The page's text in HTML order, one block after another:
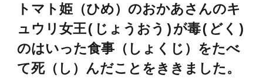
トマト姫（ひめ）のおかあさんのキ
ュウリ女王(じょうおう)が毒(どく)
のはいった食事（しょくじ）をたべ
て死（し）んだことをききました。